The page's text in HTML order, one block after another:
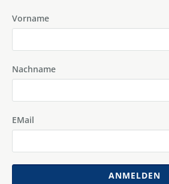
Vorname
Nachname
EMail
ANMELDEN